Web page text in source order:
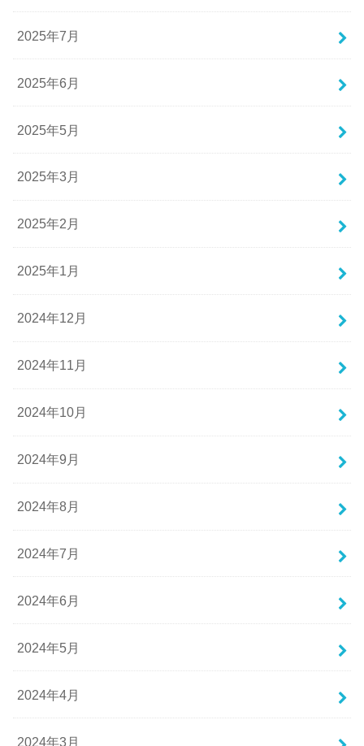
2025年7月
2025年6月
2025年5月
2025年3月
2025年2月
2025年1月
2024年12月
2024年11月
2024年10月
2024年9月
2024年8月
2024年7月
2024年6月
2024年5月
2024年4月
2024年3月